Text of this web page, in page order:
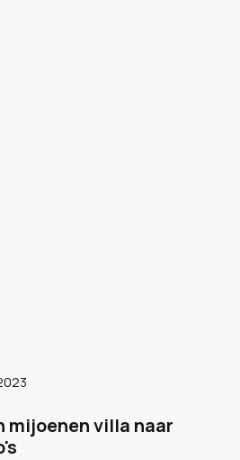
mijoenen villa naar